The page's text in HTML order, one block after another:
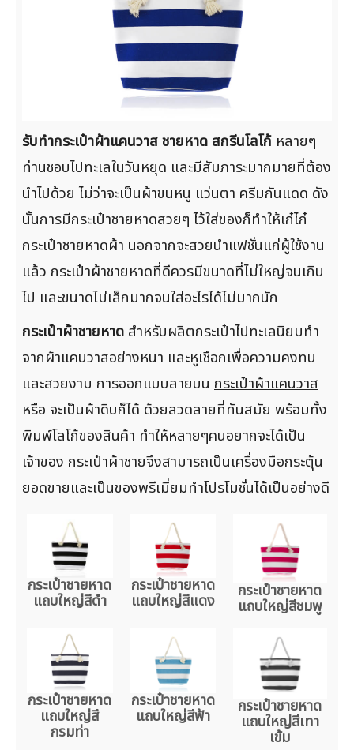
รับทำกระเป๋าผ้าแคนวาส ชายหาด สกรีนโลโก้ หลายๆ
ท่านชอบไปทะเลในวันหยุด และมีสัมภาระมากมายที่ต้อง
นำไปด้วย ไม่ว่าจะเป็นผ้าขนหนู แว่นตา ครีมกันแดด ดัง
นั้นการมีกระเป๋าชายหาดสวยๆ ไว้ใส่ของก็ทำให้เก๋ไก๋
กระเป๋าชายหาดผ้า นอกจากจะสวยนำแฟชั่นแก่ผู้ใช้งาน
แล้ว กระเป๋าผ้าชายหาดที่ดีควรมีขนาดที่ไม่ใหญ่จนเกิน
ไป และขนาดไม่เล็กมากจนใส่อะไรได้ไม่มากนัก
กระเป๋าผ้าชายหาด สำหรับผลิตกระเป๋าไปทะเลนิยมทำ
จากผ้าแคนวาสอย่างหนา และหูเชือกเพื่อความคงทน
และสวยงาม การออกแบบลายบน กระเป๋าผ้าแคนวาส
หรือ จะเป็นผ้าดิบก็ได้ ด้วยลวดลายที่ทันสมัย พร้อมทั้ง
พิมพ์โลโก้ของสินค้า ทำให้หลายๆคนอยากจะได้เป็น
เจ้าของ กระเป๋าผ้าชายจึงสามารถเป็นเครื่องมือกระตุ้น
ยอดขายและเป็นของพรีเมี่ยมทำโปรโมชั่นได้เป็นอย่างดี
กระเป๋าชายหาด
แถบใหญ่สีดำ
กระเป๋าชายหาด
แถบใหญ่สีแดง กระเป๋าชายหาด
แถบใหญ่สีชมพู
กระเป๋าชายหาด
แถบใหญ่สี
กรมท่า
กระเป๋าชายหาด
แถบใหญ่สีฟ้า กระเป๋าชายหาด
แถบใหญ่สีเทา
เข้ม